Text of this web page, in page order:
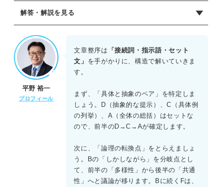
解答・解説を見る
正解：A
Dで学びの動機が多様であるという大前提を提示し、Cでそ
の具体的な例を列挙する。次に、Aで多様性を人生にたとえ
てまとめ、Bの逆接によって話題を共通性へと転換させる。
そして、Fで期間を問わず共通の感懐があることを具体的に
示し、最後はEで再び人生との比較を用いて全体を締めくく
る。この「多様性から共通性へ」という論理展開を把握す
ることが、正解を導く鍵となる。
平野 裕一
プロフィール
文章整序は 「接続詞・指示語・セット
文」 を手がかりに、構造で解いていきま
す。
まず、「具体と抽象のペア」を特定しま
しょう。D（抽象的な提示）、C（具体例
の列挙）、A（全体の総括）はセットな
ので、前半のD→C→Aが確定します。
次に、「論理の転換点」をとらえましょ
う。Bの「しかしながら」を分岐点とし
て、前半の「多様性」から後半の「共通
性」へと議論が移ります。Bに続くFは、